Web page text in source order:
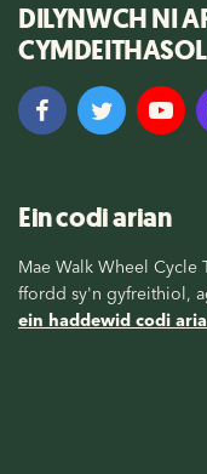
DILYNWCH NI
CYMDEITHASOL
Ein codi arian
Mae Walk Wheel Cycle
ffordd sy'n gyfreithiol,
ein haddewid codi